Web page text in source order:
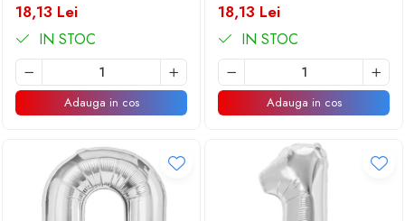
18,13 Lei
IN STOC
Adauga in cos
18,13 Lei
IN STOC
Adauga in cos